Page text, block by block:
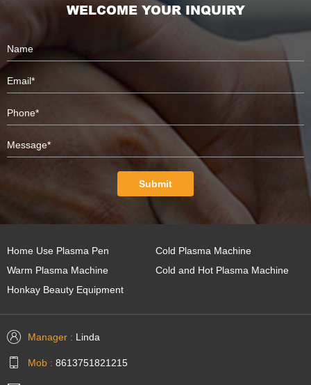
WELCOME YOUR INQUIRY
Submit
Home Use Plasma Pen
Cold Plasma Machine
Warm Plasma Machine
Cold and Hot Plasma Machine
Honkay Beauty Equipment
Manager : Linda
Mob : 8613751821215